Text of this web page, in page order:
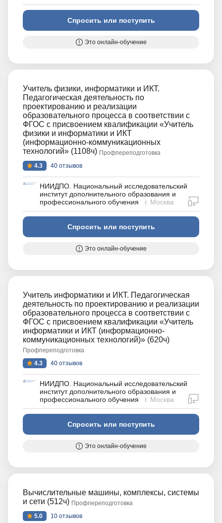
Спросить или поступить
Это онлайн-обучение
Учитель физики, информатики и ИКТ.
Педагогическая деятельность по
проектированию и реализации
образовательного процесса в соответствии с
ФГОС с присвоением квалификации «Учитель
физики и информатики и ИКТ
(информационно-коммуникационных
технологий» (1108ч) Профпереподготовка
4.3
40 отзывов
НИИДПО. Национальный исследовательский
институт дополнительного образования и
профессионального обучения
г. Москва
Спросить или поступить
Это онлайн-обучение
Учитель информатики и ИКТ. Педагогическая
деятельность по проектированию и реализации
образовательного процесса в соответствии с
ФГОС с присвоением квалификации «Учитель
информатики и ИКТ (информационно-
коммуникационных технологий)» (620ч)
Профпереподготовка
4.3
40 отзывов
НИИДПО. Национальный исследовательский
институт дополнительного образования и
профессионального обучения
г. Москва
Спросить или поступить
Это онлайн-обучение
Вычислительные машины, комплексы, системы
и сети (512ч) Профпереподготовка
5.0
10 отзывов